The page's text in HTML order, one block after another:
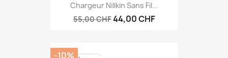
Chargeur Nillkin Sans Fil...
55,00 CHF44,00 CHF
-10%